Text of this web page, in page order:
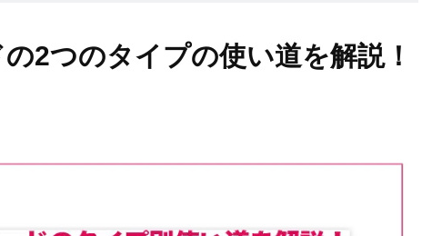
2つのタイプの使い道を解説！